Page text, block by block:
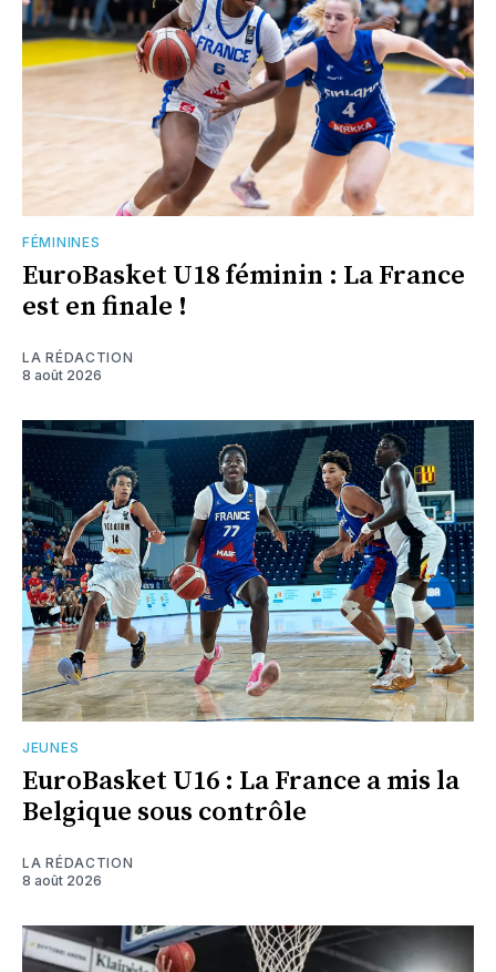
FÉMININES
EuroBasket U18 féminin : La France
est en finale !
LA RÉDACTION
8 août 2026
JEUNES
EuroBasket U16 : La France a mis la
Belgique sous contrôle
LA RÉDACTION
8 août 2026